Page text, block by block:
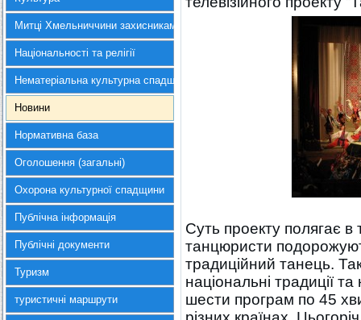
Митці Хмельниччини захисникам України
Національності та релігії
Нематеріальна культурна спадщина
Новини
Нормативна база
Оголошення (загальні)
Охорона культурної спадщини
Публічна інформація
Публічні документи
Туризм
туристичні маршрути
Суть проекту полягає в
танцюристи
традиційний танець.
національні традиції
шести програм по 45